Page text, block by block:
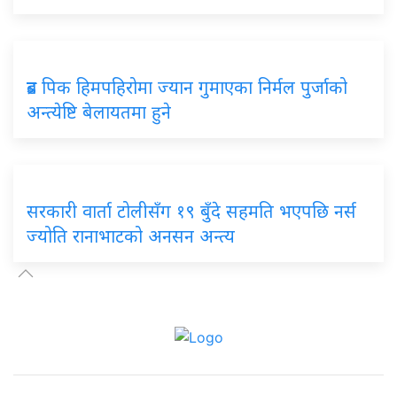
ब्रड पिक हिमपहिरोमा ज्यान गुमाएका निर्मल पुर्जाको
अन्त्येष्टि बेलायतमा हुने
सरकारी वार्ता टोलीसँग १९ बुँदे सहमति भएपछि नर्स
ज्योति रानाभाटको अनसन अन्त्य